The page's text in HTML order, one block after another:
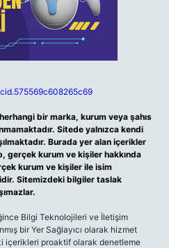
bir marka, kurum veya şahıs
Sitede yalnızca kendi
Burada yer alan içerikler
gerçek kurum ve kişiler hakkında
kurum ve kişiler ile isim
Sitemizdeki bilgiler taslak
Bilgi Teknolojileri ve İletişim
bir Yer Sağlayıcı olarak hizmet
içerikleri proaktif olarak denetleme